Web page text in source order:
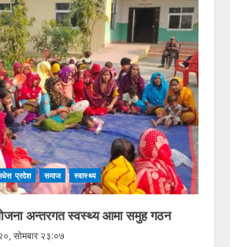
प्रदेश समाज स्वास्थ्य
अन्तरगत स्वस्थ्य आमा समुह गठन
सोमबार २३:०७